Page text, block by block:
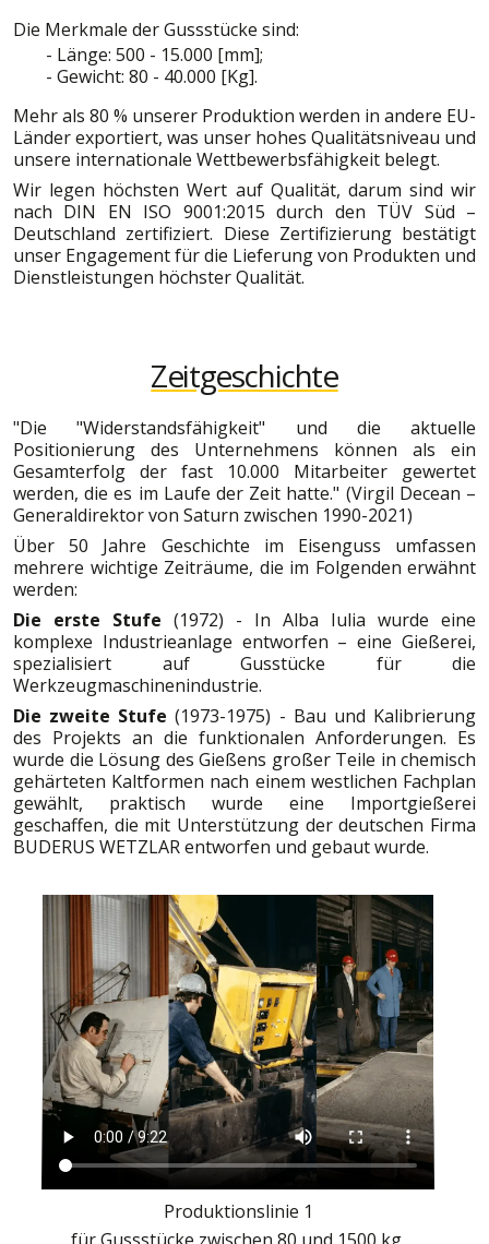
Die Merkmale der Gussstücke sind:
Länge: 500 - 15.000 [mm];
Gewicht: 80 - 40.000 [Kg].
Mehr als 80 % unserer Produktion werden in andere EU-
Länder exportiert, was unser hohes Qualitätsniveau und
unsere internationale Wettbewerbsfähigkeit belegt.
Wir legen höchsten Wert auf Qualität, darum sind wir
nach DIN EN ISO 9001:2015 durch den TÜV Süd –
Deutschland zertifiziert. Diese Zertifizierung bestätigt
unser Engagement für die Lieferung von Produkten und
Dienstleistungen höchster Qualität.
Zeitgeschichte
"Die "Widerstandsfähigkeit" und die aktuelle
Positionierung des Unternehmens können als ein
Gesamterfolg der fast 10.000 Mitarbeiter gewertet
werden, die es im Laufe der Zeit hatte." (Virgil Decean –
Generaldirektor von Saturn zwischen 1990-2021)
Über 50 Jahre Geschichte im Eisenguss umfassen
mehrere wichtige Zeiträume, die im Folgenden erwähnt
werden:
Die erste Stufe (1972) - In Alba Iulia wurde eine
komplexe Industrieanlage entworfen – eine Gießerei,
spezialisiert auf Gusstücke für die
Werkzeugmaschinenindustrie.
Die zweite Stufe (1973-1975) - Bau und Kalibrierung
des Projekts an die funktionalen Anforderungen. Es
wurde die Lösung des Gießens großer Teile in chemisch
gehärteten Kaltformen nach einem westlichen Fachplan
gewählt, praktisch wurde eine Importgießerei
geschaffen, die mit Unterstützung der deutschen Firma
BUDERUS WETZLAR entworfen und gebaut wurde.
Produktionslinie 1